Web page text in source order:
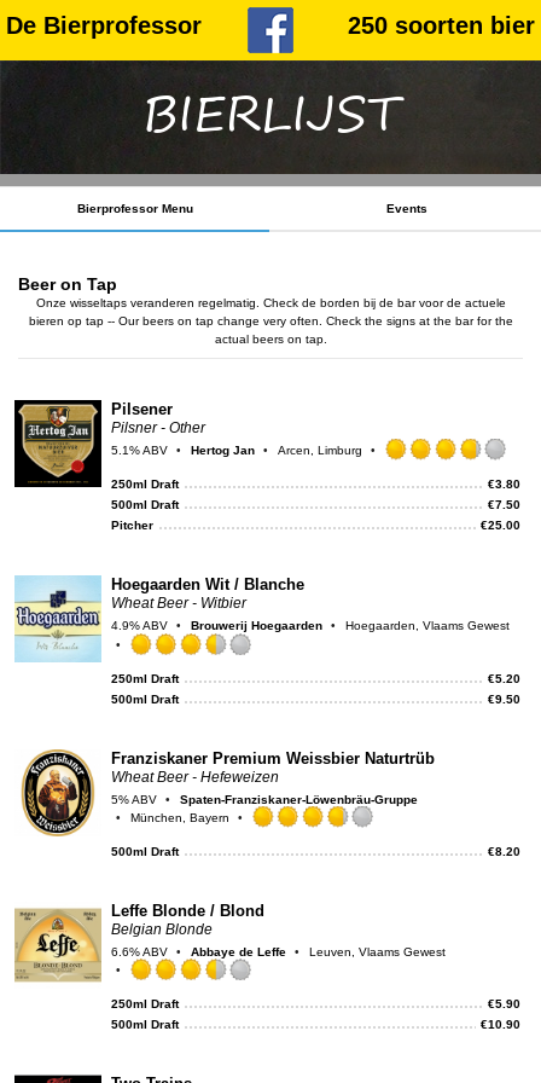
De Bierprofessor 250 soorten bier
BIERLIJST
Bierprofessor Menu Events
Beer on Tap
Onze wisseltaps veranderen regelmatig. Check de borden bij de bar voor de actuele
bieren op tap -- Our beers on tap change very often. Check the signs at the bar for the
actual beers on tap.
Pilsener
Pilsner - Other
5.1% ABV Hertog Jan
Arcen, Limburg
3.75
out
250ml Draft €3.80
500ml Draft
€7.50
Pitcher
€25.00
Hoegaarden Wit / Blanche
Wheat Beer - Witbier
4.9% ABV Brouwerij Hoegaarden Hoegaarden, Vlaams Gewest
Untappd
250ml Draft €5.20
500ml Draft
€9.50
Franziskaner Premium Weissbier Naturtrüb
Wheat Beer - Hefeweizen
5% ABV
Spaten-Franziskaner-Löwenbräu-Gruppe
München, Bayern
500ml Draft €8.20
Leffe Blonde / Blond
Belgian Blonde
6.6% ABV Abbaye de Leffe Leuven, Vlaams Gewest
250ml Draft €5.90
500ml Draft
€10.90